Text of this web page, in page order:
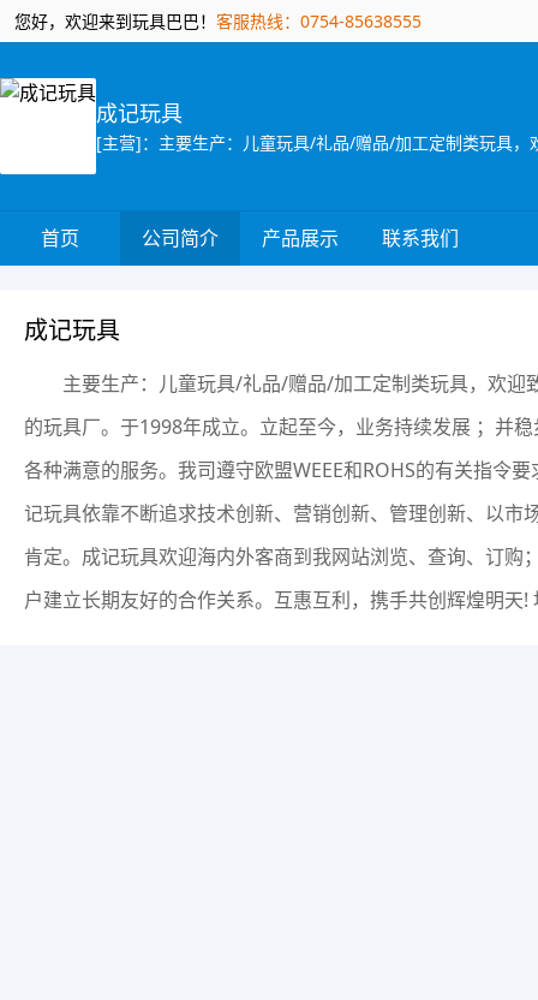
您好，欢迎来到玩具巴巴！ 客服热线：0754-85638555
成记玩具
首页 公司简介 产品展示 联系我们
成记玩具
主要生产：儿童玩具/礼品/赠品/加工定制类玩具，欢
的玩具厂。于1998年成立。立起至今，业务持续发展 ；并
各种满意的服务。我司遵守欧盟WEEE和ROHS的有关指令
记玩具依靠不断追求技术创新、营销创新、管理创新、以
肯定。成记玩具欢迎海内外客商到我网站浏览、查询、订
户建立长期友好的合作关系。互惠互利，携手共创辉煌明